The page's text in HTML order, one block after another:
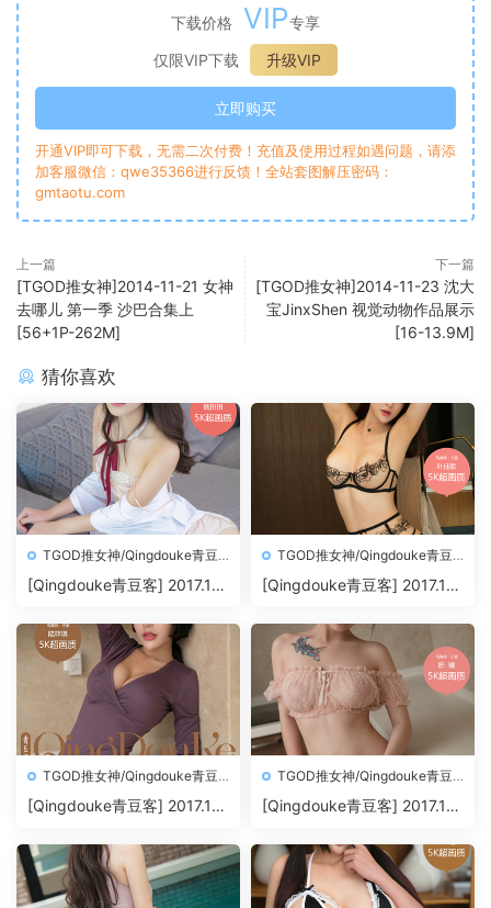
下载价格 VIP专享
仅限VIP下载
升级VIP
立即购买
开通VIP即可下载，无需二次付费！充值及使用过程如遇问题，请添
加客服微信：qwe35366进行反馈！全站套图解压密码：
gmtaotu.com
上一篇
[TGOD推女神]2014-11-21 女神
去哪儿 第一季 沙巴合集上
[56+1P-262M]
下一篇
[TGOD推女神]2014-11-23 沈大
宝JinxShen 视觉动物作品展示
[16-13.9M]
猜你喜欢
TGOD推女神/Qingdouke青豆
客
[Qingdouke青豆客] 2017.11.
TGOD推女神/Qingdouke青豆
客
[Qingdouke青豆客] 2017.11.
TGOD推女神/Qingdouke青豆
客
[Qingdouke青豆客] 2017.11.
TGOD推女神/Qingdouke青豆
客
[Qingdouke青豆客] 2017.11.